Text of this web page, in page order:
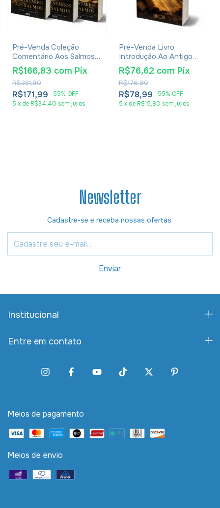
Pré-Venda Coleção
Comentário Aos Salmos -
Santo Agostinho
R$171,99 -55% OFF
R$381,90
R$166,83 com Pix
5 x de R$34,40 sem juros
Pré-Venda Livro
Introdução Ao Antigo
Testamento - Kennedy
Carvalho
R$78,99 -55% OFF
R$176,90
R$76,62 com Pix
5 x de R$15,80 sem juros
Newsletter
Cadastre-se e receba nossas ofertas.
Institucional
Entre em contato
Meios de pagamento
Meios de envio